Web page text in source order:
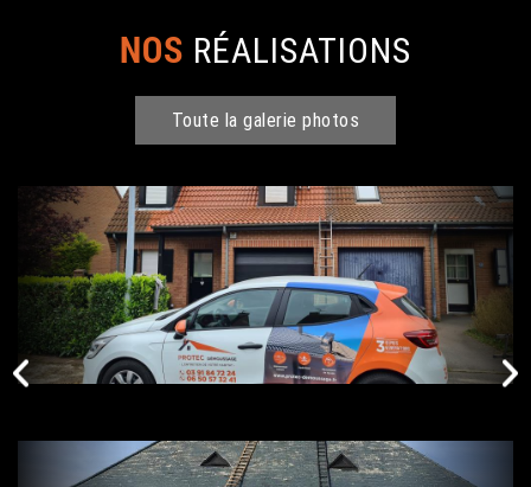
NOS RÉALISATIONS
Toute la galerie photos